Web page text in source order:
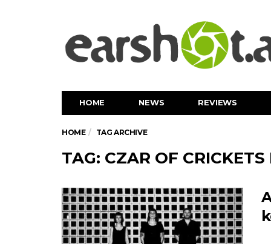
HOME NEWS REVIEWS
HOME TAG ARCHIVE
TAG: CZAR OF